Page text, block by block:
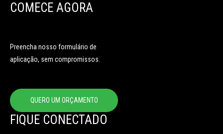
COMECE AGORA
Preencha nosso formulário de
aplicação, sem compromissos.
QUERO UM ORÇAMENTO
FIQUE CONECTADO